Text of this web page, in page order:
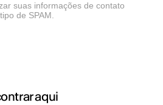
suas informações de contato
de SPAM.
aqui